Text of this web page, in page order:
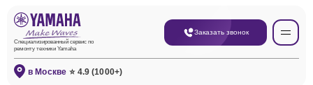
Специализированный сервис по
ремонту техники Yamaha
Заказать звонок
в Москве ⭐ 4.9 (1000+)